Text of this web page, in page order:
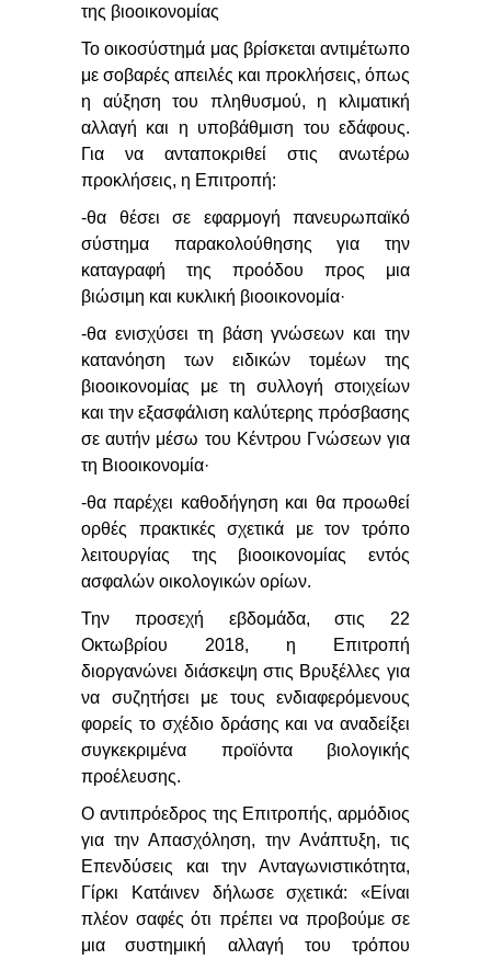
της βιοοικονομίας
Το οικοσύστημά μας βρίσκεται αντιμέτωπο
με σοβαρές απειλές και προκλήσεις, όπως
η αύξηση του πληθυσμού, η κλιματική
αλλαγή και η υποβάθμιση του εδάφους.
Για να ανταποκριθεί στις ανωτέρω
προκλήσεις, η Επιτροπή:
-θα θέσει σε εφαρμογή πανευρωπαϊκό
σύστημα παρακολούθησης για την
καταγραφή της προόδου προς μια
βιώσιμη και κυκλική βιοοικονομία·
-θα ενισχύσει τη βάση γνώσεων και την
κατανόηση των ειδικών τομέων της
βιοοικονομίας με τη συλλογή στοιχείων
και την εξασφάλιση καλύτερης πρόσβασης
σε αυτήν μέσω του Κέντρου Γνώσεων για
τη Βιοοικονομία·
-θα παρέχει καθοδήγηση και θα προωθεί
ορθές πρακτικές σχετικά με τον τρόπο
λειτουργίας της βιοοικονομίας εντός
ασφαλών οικολογικών ορίων.
Την προσεχή εβδομάδα, στις 22
Οκτωβρίου 2018, η Επιτροπή
διοργανώνει διάσκεψη στις Βρυξέλλες για
να συζητήσει με τους ενδιαφερόμενους
φορείς το σχέδιο δράσης και να αναδείξει
συγκεκριμένα προϊόντα βιολογικής
προέλευσης.
Ο αντιπρόεδρος της Επιτροπής, αρμόδιος
για την Απασχόληση, την Ανάπτυξη, τις
Επενδύσεις και την Ανταγωνιστικότητα,
Γίρκι
Κατάινεν δήλωσε σχετικά: «Είναι
πλέον σαφές ότι πρέπει να προβούμε σε
μια
συστημική αλλαγή του τρόπου